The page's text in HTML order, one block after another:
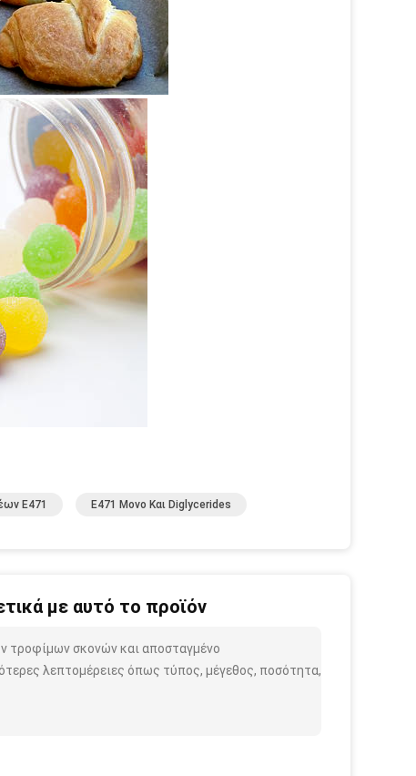
E471 E471 Μονο Και Diglycerides
με αυτό το προϊόν
τροφίμων σκονών και αποσταγμένο
λεπτομέρειες όπως τύπος, μέγεθος, ποσότητα,